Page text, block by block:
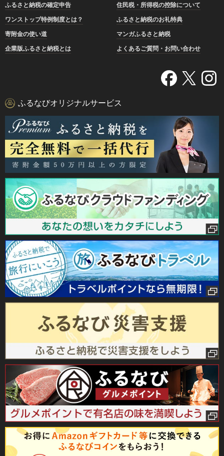
ふるさと納税の確定申告
住民税・所得税の控除について
ワンストップ特例制度とは？
ふるさと納税のお礼特典
寄附金の使い道
マンガふるさと納税
企業版ふるさと納税とは
よくあるご質問・お問い合わせ
ふるなびオリジナルサービス